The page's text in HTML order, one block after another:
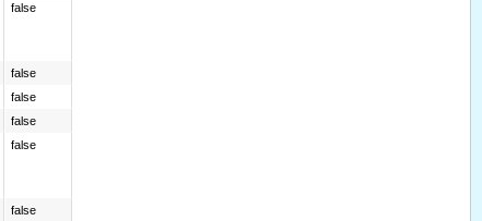
false
false
false
false
false
false